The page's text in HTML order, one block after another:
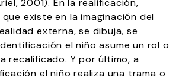
2001). En la realificación,
existe en la imaginación del
externa, se dibuja, se
el niño asume un rol o
recalificado. Y por último, a
el niño realiza una trama o